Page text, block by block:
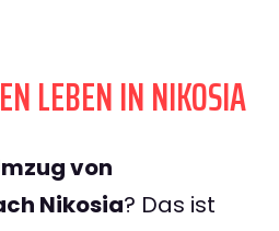
LEBEN IN NIKOSIA
von
Nikosia? Das ist